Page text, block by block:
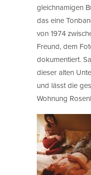
gleichnamigen
das eine
von 1974
Freund, dem
dokumentiert.
dieser alten
und lässt die
Wohnung